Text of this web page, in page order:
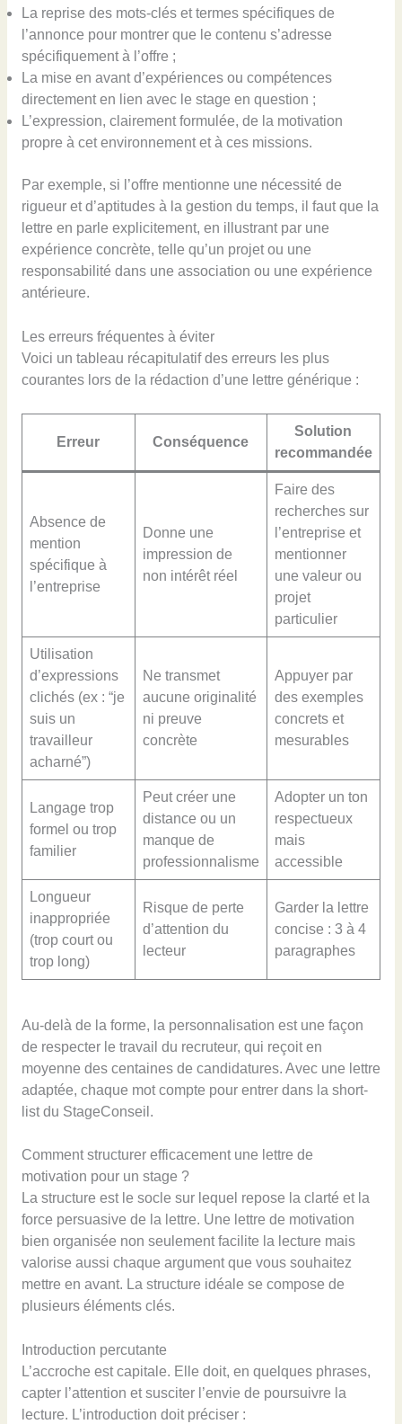
La reprise des mots-clés et termes spécifiques de
l’annonce pour montrer que le contenu s’adresse
spécifiquement à l’offre ;
La mise en avant d’expériences ou compétences
directement en lien avec le stage en question ;
L’expression, clairement formulée, de la motivation
propre à cet environnement et à ces missions.
Par exemple, si l’offre mentionne une nécessité de
rigueur et d’aptitudes à la gestion du temps, il faut que la
lettre en parle explicitement, en illustrant par une
expérience concrète, telle qu’un projet ou une
responsabilité dans une association ou une expérience
antérieure.
Les erreurs fréquentes à éviter
Voici un tableau récapitulatif des erreurs les plus
courantes lors de la rédaction d’une lettre générique :
Erreur Conséquence
Solution
recommandée
Absence de
mention
spécifique à
l’entreprise
Donne une
impression de
non intérêt réel
Faire des
recherches sur
l’entreprise et
mentionner
une valeur ou
projet
particulier
Utilisation
d’expressions
clichés (ex : “je
suis un
travailleur
acharné”)
Ne transmet
aucune originalité
ni preuve
concrète
Appuyer par
des exemples
concrets et
mesurables
Langage trop
formel ou trop
familier
Peut créer une
distance ou un
manque de
professionnalisme
Adopter un ton
respectueux
mais
accessible
Longueur
inappropriée
(trop court ou
trop long)
Risque de perte
d’attention du
lecteur
Garder la lettre
concise : 3 à 4
paragraphes
Au-delà de la forme, la personnalisation est une façon
de respecter le travail du recruteur, qui reçoit en
moyenne des centaines de candidatures. Avec une lettre
adaptée, chaque mot compte pour entrer dans la short-
list du StageConseil.
Comment structurer efficacement une lettre de
motivation pour un stage ?
La structure est le socle sur lequel repose la clarté et la
force persuasive de la lettre. Une lettre de motivation
bien organisée non seulement facilite la lecture mais
valorise aussi chaque argument que vous souhaitez
mettre en avant. La structure idéale se compose de
plusieurs éléments clés.
Introduction percutante
L’accroche est capitale. Elle doit, en quelques phrases,
capter l’attention et susciter l’envie de poursuivre la
lecture. L’introduction doit préciser :